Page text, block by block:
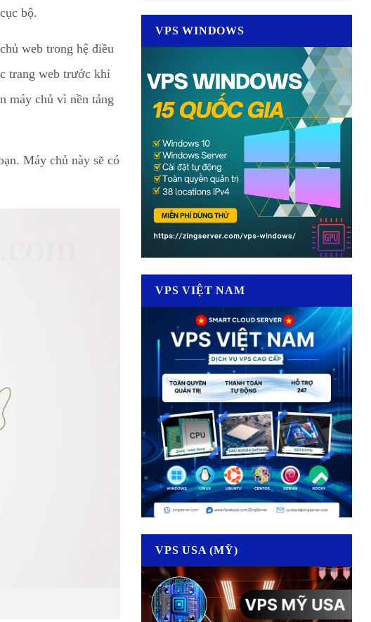
cục bộ.
web trong hệ điều
trang web trước khi
máy chủ vì nền tảng
Máy chủ này sẽ có
VPS WINDOWS
VPS VIỆT NAM
VPS USA (MỸ)